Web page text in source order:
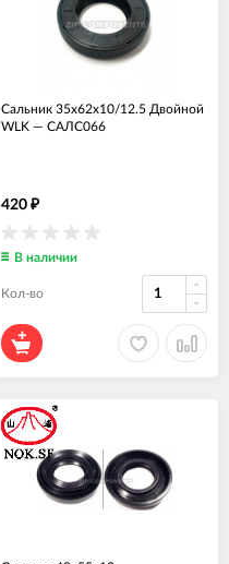
Сальник 35x62x10/12.5 Двойной
WLK — САЛС066
420 ₽
В наличии
Кол-во